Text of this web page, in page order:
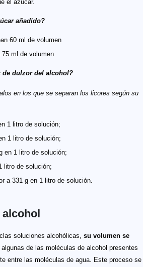
el azúcar.
añadido?
60 ml de volumen
75 ml de volumen
de dulzor del alcohol?
en los que se separan los licores según su
1 litro de solución;
1 litro de solución;
en 1 litro de solución;
litro de solución;
a 331 g en 1 litro de solución.
soluciones alcohólicas, su volumen se
de las moléculas de alcohol presentes
entre las moléculas de agua. Este proceso se